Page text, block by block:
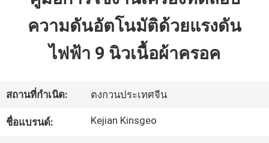
เกี่ยว
กับ
ความดันอัตโนมัติด้วยแรงดัน
ไฟฟ้า 9 นิวเนื้อผ้าครอค
สถานที่กำเนิด: ตงกวนประเทศจีน
ชื่อแบรนด์: Kejian Kinsgeo